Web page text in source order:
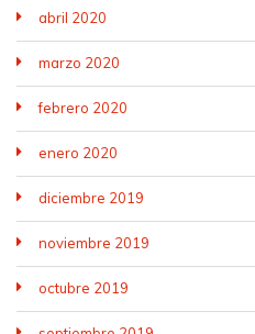
abril 2020
marzo 2020
febrero 2020
enero 2020
diciembre 2019
noviembre 2019
octubre 2019